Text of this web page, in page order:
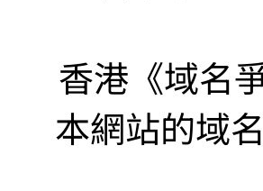
香港《域名
本網站的域